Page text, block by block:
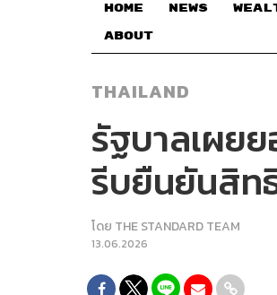
HOME NEWS
ABOUT
THAILAND
รัฐบาลเผยย
รีบยืนยันสิท
โดย THE STANDARD TEAM
13.06.2026